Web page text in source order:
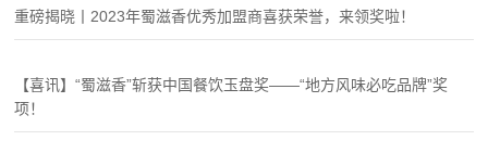
重磅揭晓丨2023年蜀滋香优秀加盟商喜获荣誉，来领奖啦！
【喜讯】“蜀滋香”斩获中国餐饮玉盘奖——“地方风味必吃品牌”奖
项！